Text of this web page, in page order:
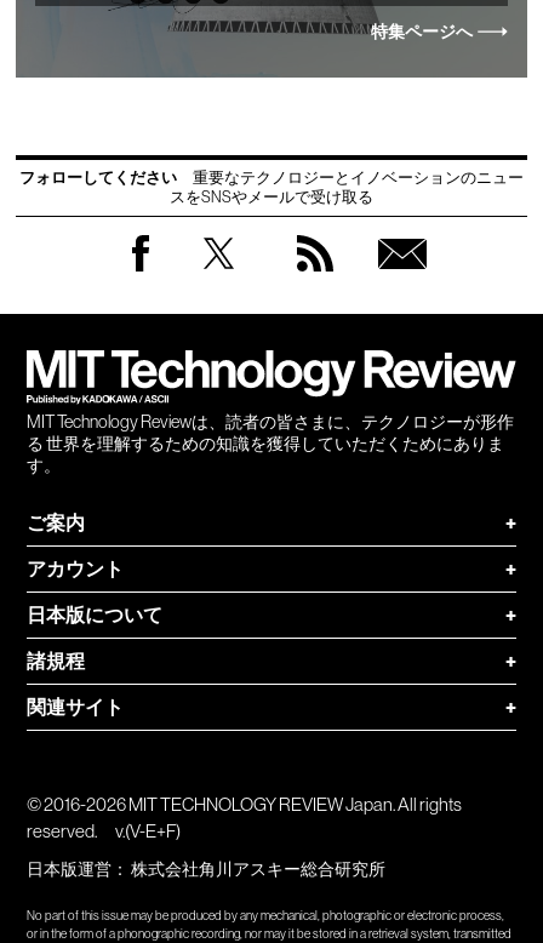
特集ページへ
フォローしてください
重要なテクノロジーとイノベーションのニュー
スをSNSやメールで受け取る
MIT Technology Reviewは、読者の皆さまに、テクノロジーが形作
る 世界を理解するための知識を獲得していただくためにありま
す。
ご案内
+
アカウント
+
日本版について
+
諸規程
+
関連サイト
+
© 2016-2026 MIT TECHNOLOGY REVIEW Japan. All rights
reserved.
v.(V-E+F)
日本版運営：株式会社角川アスキー総合研究所
No part of this issue may be produced by any mechanical, photographic or electronic process,
or in the form of a phonographic recording, nor may it be stored in a retrieval system, transmitted